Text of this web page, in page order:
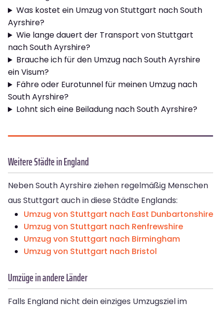
Was kostet ein Umzug von Stuttgart nach South
Ayrshire?
Wie lange dauert der Transport von Stuttgart
nach South Ayrshire?
Brauche ich für den Umzug nach South Ayrshire
ein Visum?
Fähre oder Eurotunnel für meinen Umzug nach
South Ayrshire?
Lohnt sich eine Beiladung nach South Ayrshire?
Weitere Städte in England
Neben South Ayrshire ziehen regelmäßig Menschen
aus Stuttgart auch in diese Städte Englands:
Umzug von Stuttgart nach East Dunbartonshire
Umzug von Stuttgart nach Renfrewshire
Umzug von Stuttgart nach Birmingham
Umzug von Stuttgart nach Bristol
Umzüge in andere Länder
Falls England nicht dein einziges Umzugsziel im